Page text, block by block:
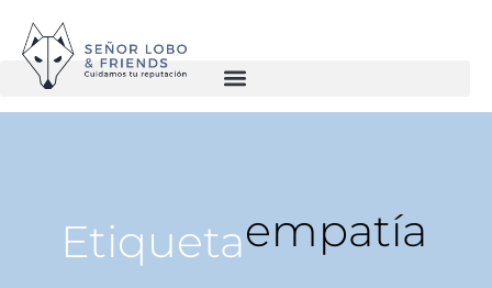
Etiquetaempatía